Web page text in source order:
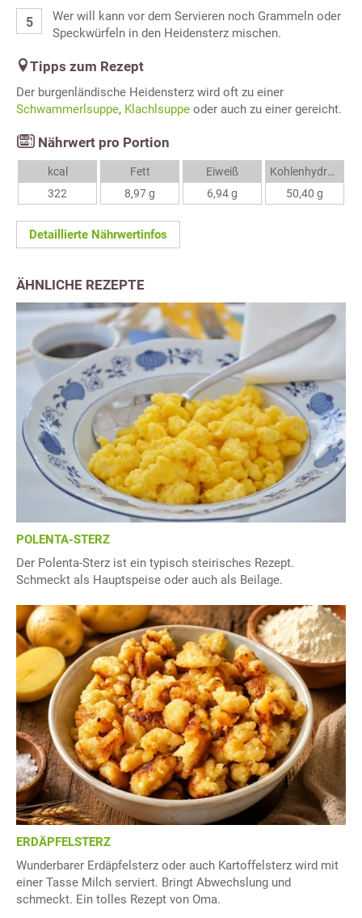
Wer will kann vor dem Servieren noch Grammeln oder
Speckwürfeln in den Heidensterz mischen.
Tipps zum Rezept
Der burgenländische Heidensterz wird oft zu einer
Schwammerlsuppe, Klachlsuppe oder auch zu einer gereicht.
Nährwert pro Portion
kcal
322
Fett
8,97 g
Eiweiß
6,94 g
Kohlenhydrate
50,40 g
Detaillierte Nährwertinfos
ÄHNLICHE REZEPTE
POLENTA-STERZ
Der Polenta-Sterz ist ein typisch steirisches Rezept.
Schmeckt als Hauptspeise oder auch als Beilage.
ERDÄPFELSTERZ
Wunderbarer Erdäpfelsterz oder auch Kartoffelsterz wird mit
einer Tasse Milch serviert. Bringt Abwechslung und
schmeckt. Ein tolles Rezept von Oma.